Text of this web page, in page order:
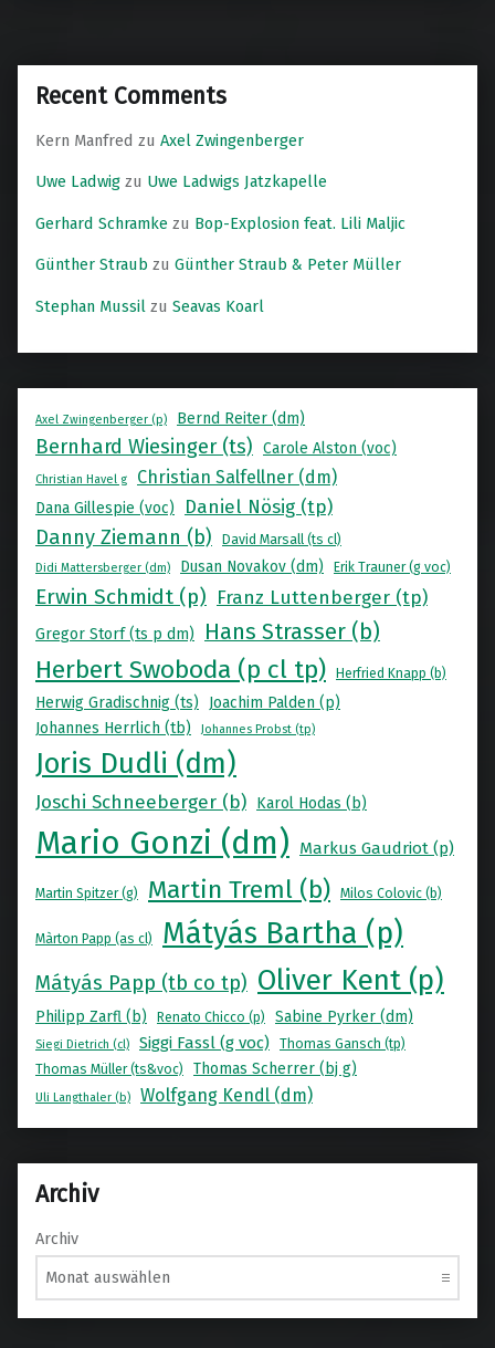
Recent Comments
Kern Manfred zu Axel Zwingenberger
Uwe Ladwig zu Uwe Ladwigs Jatzkapelle
Gerhard Schramke zu Bop-Explosion feat. Lili Maljic
Günther Straub zu Günther Straub & Peter Müller
Stephan Mussil zu Seavas Koarl
Axel Zwingenberger (p) Bernd Reiter (dm)
Bernhard Wiesinger (ts) Carole Alston (voc)
Christian Havel g Christian Salfellner (dm)
Dana Gillespie (voc) Daniel Nösig (tp)
Danny Ziemann (b) David Marsall (ts cl)
Didi Mattersberger (dm) Dusan Novakov (dm) Erik Trauner (g voc)
Erwin Schmidt (p) Franz Luttenberger (tp)
Gregor Storf (ts p dm) Hans Strasser (b)
Herbert Swoboda (p cl tp) Herfried Knapp (b)
Herwig Gradischnig (ts)
Joachim Palden (p)
Johannes Herrlich (tb)
Johannes Probst (tp)
Joris Dudli (dm)
Joschi Schneeberger (b) Karol Hodas (b)
Mario Gonzi (dm) Markus Gaudriot (p)
Martin Spitzer (g) Martin Treml (b) Milos Colovic (b)
Màrton Papp (as cl) Mátyás Bartha (p)
Mátyás Papp (tb co tp) Oliver Kent (p)
Philipp Zarfl (b) Renato Chicco (p) Sabine Pyrker (dm)
Siegi Dietrich (cl) Siggi Fassl (g voc)
Thomas Gansch (tp)
Thomas Müller (ts&voc)
Thomas Scherrer (bj g)
Uli Langthaler (b) Wolfgang Kendl (dm)
Archiv
Archiv